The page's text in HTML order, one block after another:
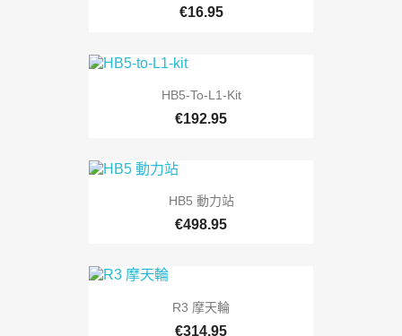
€16.95
HB5-To-L1-Kit
€192.95
HB5 動力站
€498.95
R3 摩天輪
€314.95